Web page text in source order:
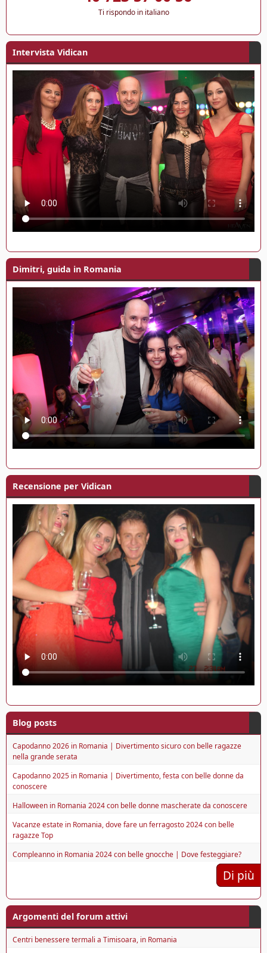
Ti rispondo in italiano
Intervista Vidican
Dimitri, guida in Romania
Recensione per Vidican
Blog posts
Capodanno 2026 in Romania | Divertimento sicuro con belle ragazze
nella grande serata
Capodanno 2025 in Romania | Divertimento, festa con belle donne da
conoscere
Halloween in Romania 2024 con belle donne mascherate da conoscere
Vacanze estate in Romania, dove fare un ferragosto 2024 con belle
ragazze Top
Compleanno in Romania 2024 con belle gnocche | Dove festeggiare?
Di più
Argomenti del forum attivi
Centri benessere termali a Timisoara, in Romania